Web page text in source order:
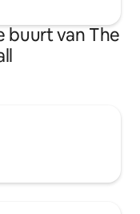
buurt van The